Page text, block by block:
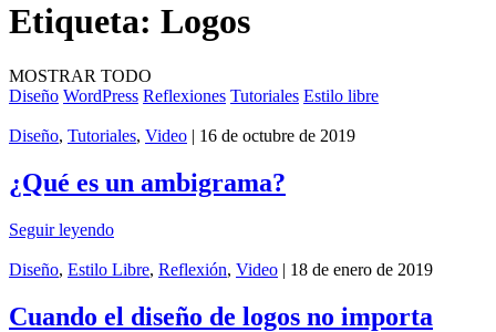
Etiqueta: Logos
MOSTRAR TODO
Diseño WordPress Reflexiones Tutoriales Estilo libre
Diseño, Tutoriales, Video | 16 de octubre de 2019
¿Qué es un ambigrama?
Seguir leyendo
Diseño, Estilo Libre, Reflexión, Video | 18 de enero de 2019
Cuando el diseño de logos no importa